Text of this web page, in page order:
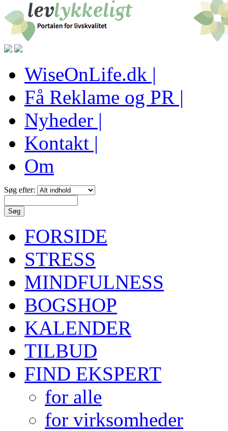
WiseOnLife.dk |
Få Reklame og PR |
Nyheder |
Kontakt |
Om
Søg efter:
FORSIDE
STRESS
MINDFULNESS
BOGSHOP
KALENDER
TILBUD
FIND EKSPERT
for alle
for virksomheder